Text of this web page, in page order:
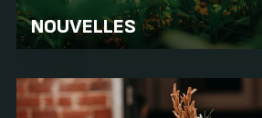
NOUVELLES